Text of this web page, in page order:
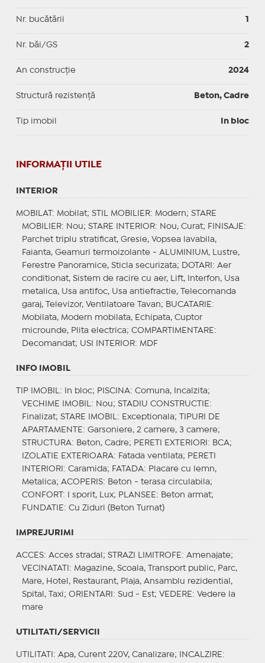
Nr. bucătării 1
Nr. băi/GS 2
An construcție 2024
Structură rezistență Beton, Cadre
Tip imobil In bloc
INFORMAŢII UTILE
INTERIOR
MOBILAT : Mobilat; STIL MOBILIER: Modern; STARE
MOBILIER: Nou; STARE INTERIOR: Nou, Curat; FINISAJE :
Parchet triplu stratificat, Gresie, Vopsea lavabila,
Faianta, Geamuri termoizolante - ALUMINIUM, Lustre,
Ferestre Panoramice, Sticla securizata;
DOTARI : Aer
conditionat, Sistem de racire cu aer, Lift, Interfon, Usa
metalica, Usa antifoc, Usa antiefractie, Telecomanda
garaj, Televizor, Ventilatoare Tavan; BUCATARIE :
Mobilata, Modern mobilata, Echipata, Cuptor
microunde, Plita electrica; COMPARTIMENTARE :
Decomandat; USI INTERIOR: MDF
INFO IMOBIL
TIP IMOBIL : In bloc; PISCINA: Comuna, Incalzita;
VECHIME IMOBIL : Nou; STADIU CONSTRUCTIE :
Finalizat; STARE IMOBIL : Exceptionala;
TIPURI DE
APARTAMENTE : Garsoniere, 2 camere, 3 camere;
STRUCTURA: Beton, Cadre; PERETI EXTERIORI : BCA;
IZOLATIE EXTERIOARA: Fatada ventilata; PERETI
INTERIORI : Caramida; FATADA: Placare cu lemn,
Metalica; ACOPERIS: Beton - terasa circulabila;
CONFORT : I sporit, Lux; PLANSEE : Beton armat;
FUNDATIE : Cu Ziduri (Beton Turnat)
IMPREJURIMI
ACCES: Acces stradal; STRAZI LIMITROFE : Amenajate;
VECINATATI : Magazine, Scoala, Transport public, Parc,
Mare, Hotel, Restaurant, Plaja, Ansamblu rezidential,
Spital, Taxi; ORIENTARI : Sud - Est; VEDERE : Vedere la
mare
UTILITATI/SERVICII
UTILITATI : Apa, Curent 220V, Canalizare; INCALZIRE :